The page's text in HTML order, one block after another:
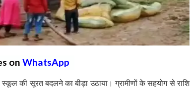
on WhatsApp
की सूरत बदलने का बीड़ा उठाया। ग्रामीणों के सहयोग से राशि